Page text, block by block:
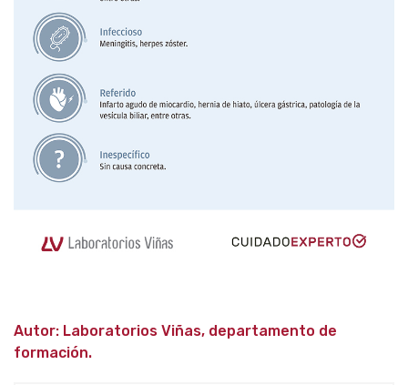
Autor: Laboratorios Viñas, departamento de
formación.